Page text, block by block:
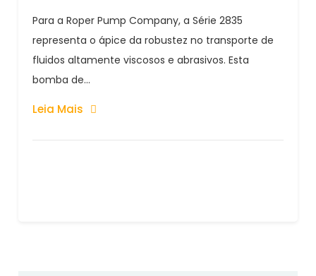
Para a Roper Pump Company, a Série 2835
representa o ápice da robustez no transporte de
fluidos altamente viscosos e abrasivos. Esta
bomba de...
Leia Mais